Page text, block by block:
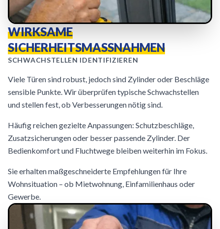
WIRKSAME
SICHERHEITSMASSNAHMEN
SCHWACHSTELLEN IDENTIFIZIEREN
Viele Türen sind robust, jedoch sind Zylinder oder Beschläge
sensible Punkte. Wir überprüfen typische Schwachstellen
und stellen fest, ob Verbesserungen nötig sind.
Häufig reichen gezielte Anpassungen: Schutzbeschläge,
Zusatzsicherungen oder besser passende Zylinder. Der
Bedienkomfort und Fluchtwege bleiben weiterhin im Fokus.
Sie erhalten maßgeschneiderte Empfehlungen für Ihre
Wohnsituation – ob Mietwohnung, Einfamilienhaus oder
Gewerbe.